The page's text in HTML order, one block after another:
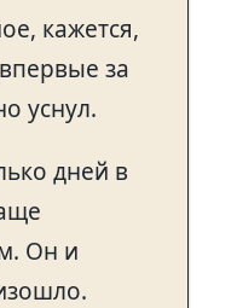
кажется,
за
уснул.
дней в
Он и